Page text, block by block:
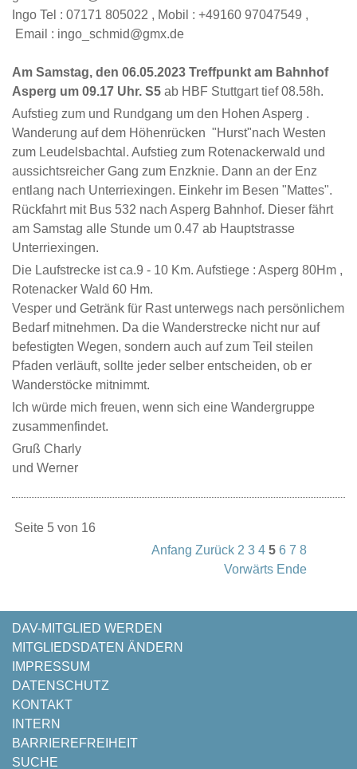
Ingo Tel : 07171 805022 , Mobil : +49160 97047549 ,
Email : ingo_schmid@gmx.de
Am Samstag, den 06.05.2023 Treffpunkt am Bahnhof
Asperg um 09.17 Uhr. S5 ab HBF Stuttgart tief 08.58h.
Aufstieg zum und Rundgang um den Hohen Asperg .
Wanderung auf dem Höhenrücken "Hurst"nach Westen
zum Leudelsbachtal. Aufstieg zum Rotenackerwald und
aussichtsreicher Gang zum Enzknie. Dann an der Enz
entlang nach Unterriexingen. Einkehr im Besen "Mattes".
Rückfahrt mit Bus 532 nach Asperg Bahnhof. Dieser fährt
am Samstag alle Stunde um 0.47 ab Hauptstrasse
Unterriexingen.
Die Laufstrecke ist ca.9 - 10 Km. Aufstiege : Asperg 80Hm ,
Rotenacker Wald 60 Hm.
Vesper und Getränk für Rast unterwegs nach persönlichem
Bedarf mitnehmen. Da die Wanderstrecke nicht nur auf
befestigten Wegen, sondern auch auf zum Teil steilen
Pfaden verläuft, sollte jeder selber entscheiden, ob er
Wanderstöcke mitnimmt.
Ich würde mich freuen, wenn sich eine Wandergruppe
zusammenfindet.
Gruß Charly
und Werner
Seite 5 von 16
Anfang Zurück 2 3 4 5 6 7 8
Vorwärts Ende
NAVIGATION
ÜBERSPRINGEN
DAV-MITGLIED WERDEN
MITGLIEDSDATEN ÄNDERN
IMPRESSUM
DATENSCHUTZ
KONTAKT
INTERN
BARRIEREFREIHEIT
SUCHE